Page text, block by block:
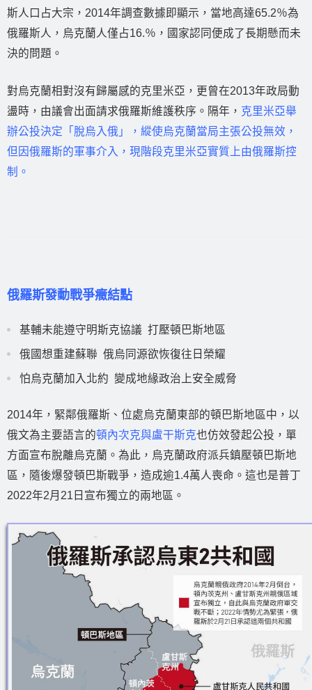
斯人口占大宗，2014年調查數據即顯示，當地高達65.2％為
俄羅斯人，烏克蘭人僅占16.％，國家認同便成了長期懸而未
決的問題。
對烏克蘭相對沒有歸屬感的克里米亞，更曾在2013年政局動
盪時，由議會出面請求俄羅斯維護秩序。隔年， 克里米亞舉
辦公投決定「脫烏入俄」，縱使烏克蘭當局主張公投無效，
但因俄羅斯的軍事介入，現階段克里米亞實質上由俄羅斯控
制。
俄羅斯發動戰爭癥結點
基輔未能遵守明斯克協議 打壓頓巴斯地區
俄國想重建蘇聯 俄烏同源欲恢復往日榮耀
怕烏克蘭加入北約 變成地緣政治上安全威脅
2014年，緊鄰俄羅斯、位處烏克蘭東部的頓巴斯地區中，以
俄文為主要語言的頓內次克與盧干斯克也仿效發起公投，單
方面宣布脫離烏克蘭。為此，烏克蘭政府派兵鎮壓頓巴斯地
區，隨後爆發頓巴斯戰爭，造成逾1.4萬人喪命。這也是普丁
2022年2月21日宣布獨立的兩地區。